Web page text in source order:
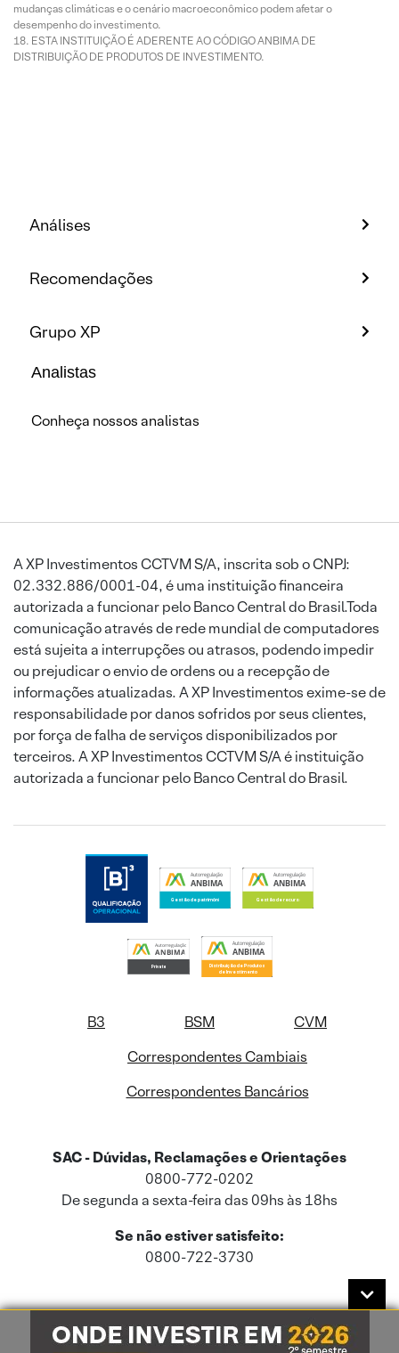
mudanças climáticas e o cenário macroeconômico podem afetar o
desempenho do investimento.
ESTA INSTITUIÇÃO É ADERENTE AO CÓDIGO ANBIMA DE
DISTRIBUIÇÃO DE PRODUTOS DE INVESTIMENTO.
Análises
Recomendações
Grupo XP
Analistas
Conheça nossos analistas
A XP Investimentos CCTVM S/A, inscrita sob o CNPJ:
02.332.886/0001-04, é uma instituição financeira
autorizada a funcionar pelo Banco Central do Brasil.Toda
comunicação através de rede mundial de computadores
está sujeita a interrupções ou atrasos, podendo impedir
ou prejudicar o envio de ordens ou a recepção de
informações atualizadas. A XP Investimentos exime-se de
responsabilidade por danos sofridos por seus clientes,
por força de falha de serviços disponibilizados por
terceiros. A XP Investimentos CCTVM S/A é instituição
autorizada a funcionar pelo Banco Central do Brasil.
B3 BSM
CVM
Correspondentes Cambiais
Correspondentes Bancários
SAC - Dúvidas, Reclamações e Orientações
0800-772-0202
De segunda a sexta-feira das 09hs às 18hs
Se não estiver satisfeito:
0800-722-3730
Este site usa cookies e dados pessoais de acordo com a nossaPolítica de
Cookies
e a nossaPolítica de Privacidade.